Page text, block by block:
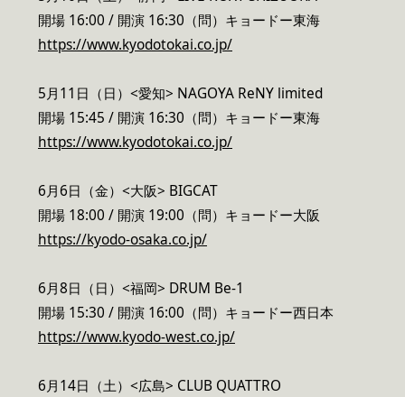
開場 16:00 / 開演 16:30（問）キョードー東海
https://www.kyodotokai.co.jp/
5月11日（日）<愛知> NAGOYA ReNY limited
開場 15:45 / 開演 16:30（問）キョードー東海
https://www.kyodotokai.co.jp/
6月6日（金）<大阪> BIGCAT
開場 18:00 / 開演 19:00（問）キョードー大阪
https://kyodo-osaka.co.jp/
6月8日（日）<福岡> DRUM Be-1
開場 15:30 / 開演 16:00（問）キョードー西日本
https://www.kyodo-west.co.jp/
6月14日（土）<広島> CLUB QUATTRO